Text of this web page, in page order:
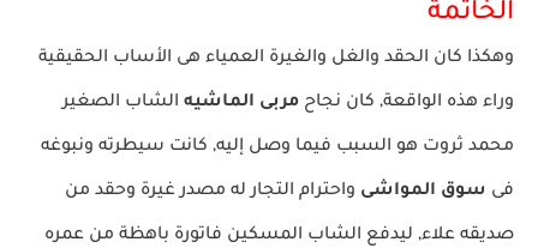
الخاتمة
وهكذا كان الحقد والغل والغيرة العمياء هى الأساب الحقيقية
وراء هذه الواقعة, كان نجاح مربى الماشيه الشاب الصغير
محمد ثروت هو السبب فيما وصل إليه, كانت سيطرته ونبوغه
فى سوق المواشى واحترام التجار له مصدر غيرة وحقد من
صديقه علاء, ليدفع الشاب المسكين فاتورة باهظة من عمره